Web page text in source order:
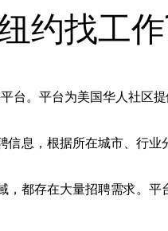
约找工
台。平台为美国华人社区
息，根据所在城市、行业
都存在大量招聘需求。